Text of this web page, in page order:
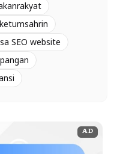
SEO website
AD